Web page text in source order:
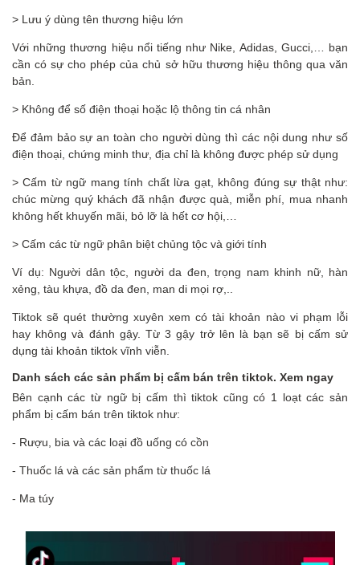
> Lưu ý dùng tên thương hiệu lớn
Với những thương hiệu nổi tiếng như Nike, Adidas, Gucci,… bạn
cần có sự cho phép của chủ sở hữu thương hiệu thông qua văn
bản.
> Không để số điện thoại hoặc lộ thông tin cá nhân
Để đảm bảo sự an toàn cho người dùng thì các nội dung như số
điện thoại, chứng minh thư, địa chỉ là không được phép sử dụng
> Cấm từ ngữ mang tính chất lừa gạt, không đúng sự thật như:
chúc mừng quý khách đã nhận được quà, miễn phí, mua nhanh
không hết khuyến mãi, bỏ lỡ là hết cơ hội,…
> Cấm các từ ngữ phân biệt chủng tộc và giới tính
Ví dụ: Người dân tộc, người da đen, trọng nam khinh nữ, hàn
xẻng, tàu khựa, đồ da đen, man di mọi rợ,..
Tiktok sẽ quét thường xuyên xem có tài khoản nào vi phạm lỗi
hay không và đánh gậy. Từ 3 gậy trở lên là bạn sẽ bị cấm sử
dụng tài khoản tiktok vĩnh viễn.
Danh sách các sản phẩm bị cấm bán trên tiktok. Xem ngay
Bên cạnh các từ ngữ bị cấm thì tiktok cũng có 1 loạt các sản
phẩm bị cấm bán trên tiktok như:
- Rượu, bia và các loại đồ uống có cồn
- Thuốc lá và các sản phẩm từ thuốc lá
- Ma túy